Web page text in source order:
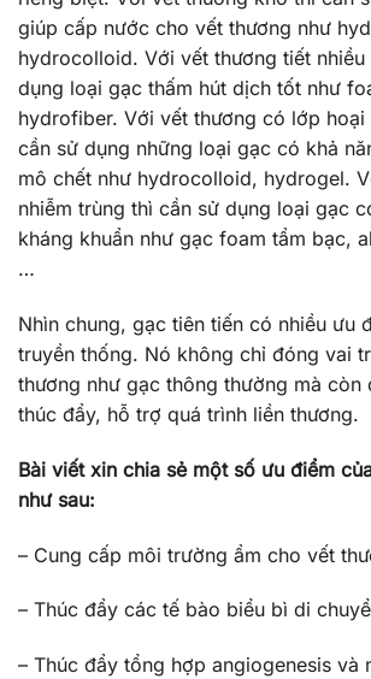
giúp cấp nước cho vết thương như
hydrocolloid. Với vết thương tiết
dụng loại gạc thấm hút dịch tốt như
hydrofiber. Với vết thương có lớp
cần sử dụng những loại gạc có khả
mô chết như hydrocolloid, hydrogel.
nhiễm trùng thì cần sử dụng loại gạc
kháng khuẩn như gạc foam tẩm bạc,
…
Nhìn chung, gạc tiên tiến có nhiều ưu
truyền thống. Nó không chỉ đóng vai
thương như gạc thông thường mà còn
thúc đẩy, hỗ trợ quá trình liền thương.
Bài viết xin chia sẻ một số ưu điểm
như sau:
– Cung cấp môi trường ẩm cho vết
– Thúc đẩy các tế bào biểu bì di
– Thúc đẩy tổng hợp angiogenesis và